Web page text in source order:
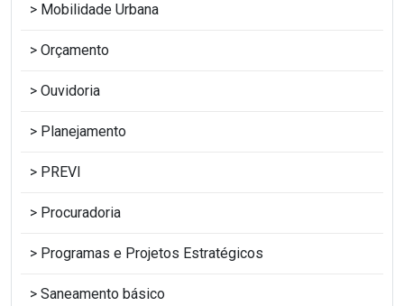
Mobilidade Urbana
Orçamento
Ouvidoria
Planejamento
PREVI
Procuradoria
Programas e Projetos Estratégicos
Saneamento básico